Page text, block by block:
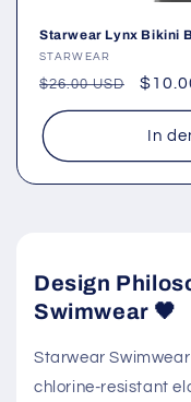
Starwear Lynx Bikini
Anbieter:
STARWEAR
Normaler
Preis
$26.00 USD
In
Design
Swimwear 🖤
Starwear
chlorine-resistant